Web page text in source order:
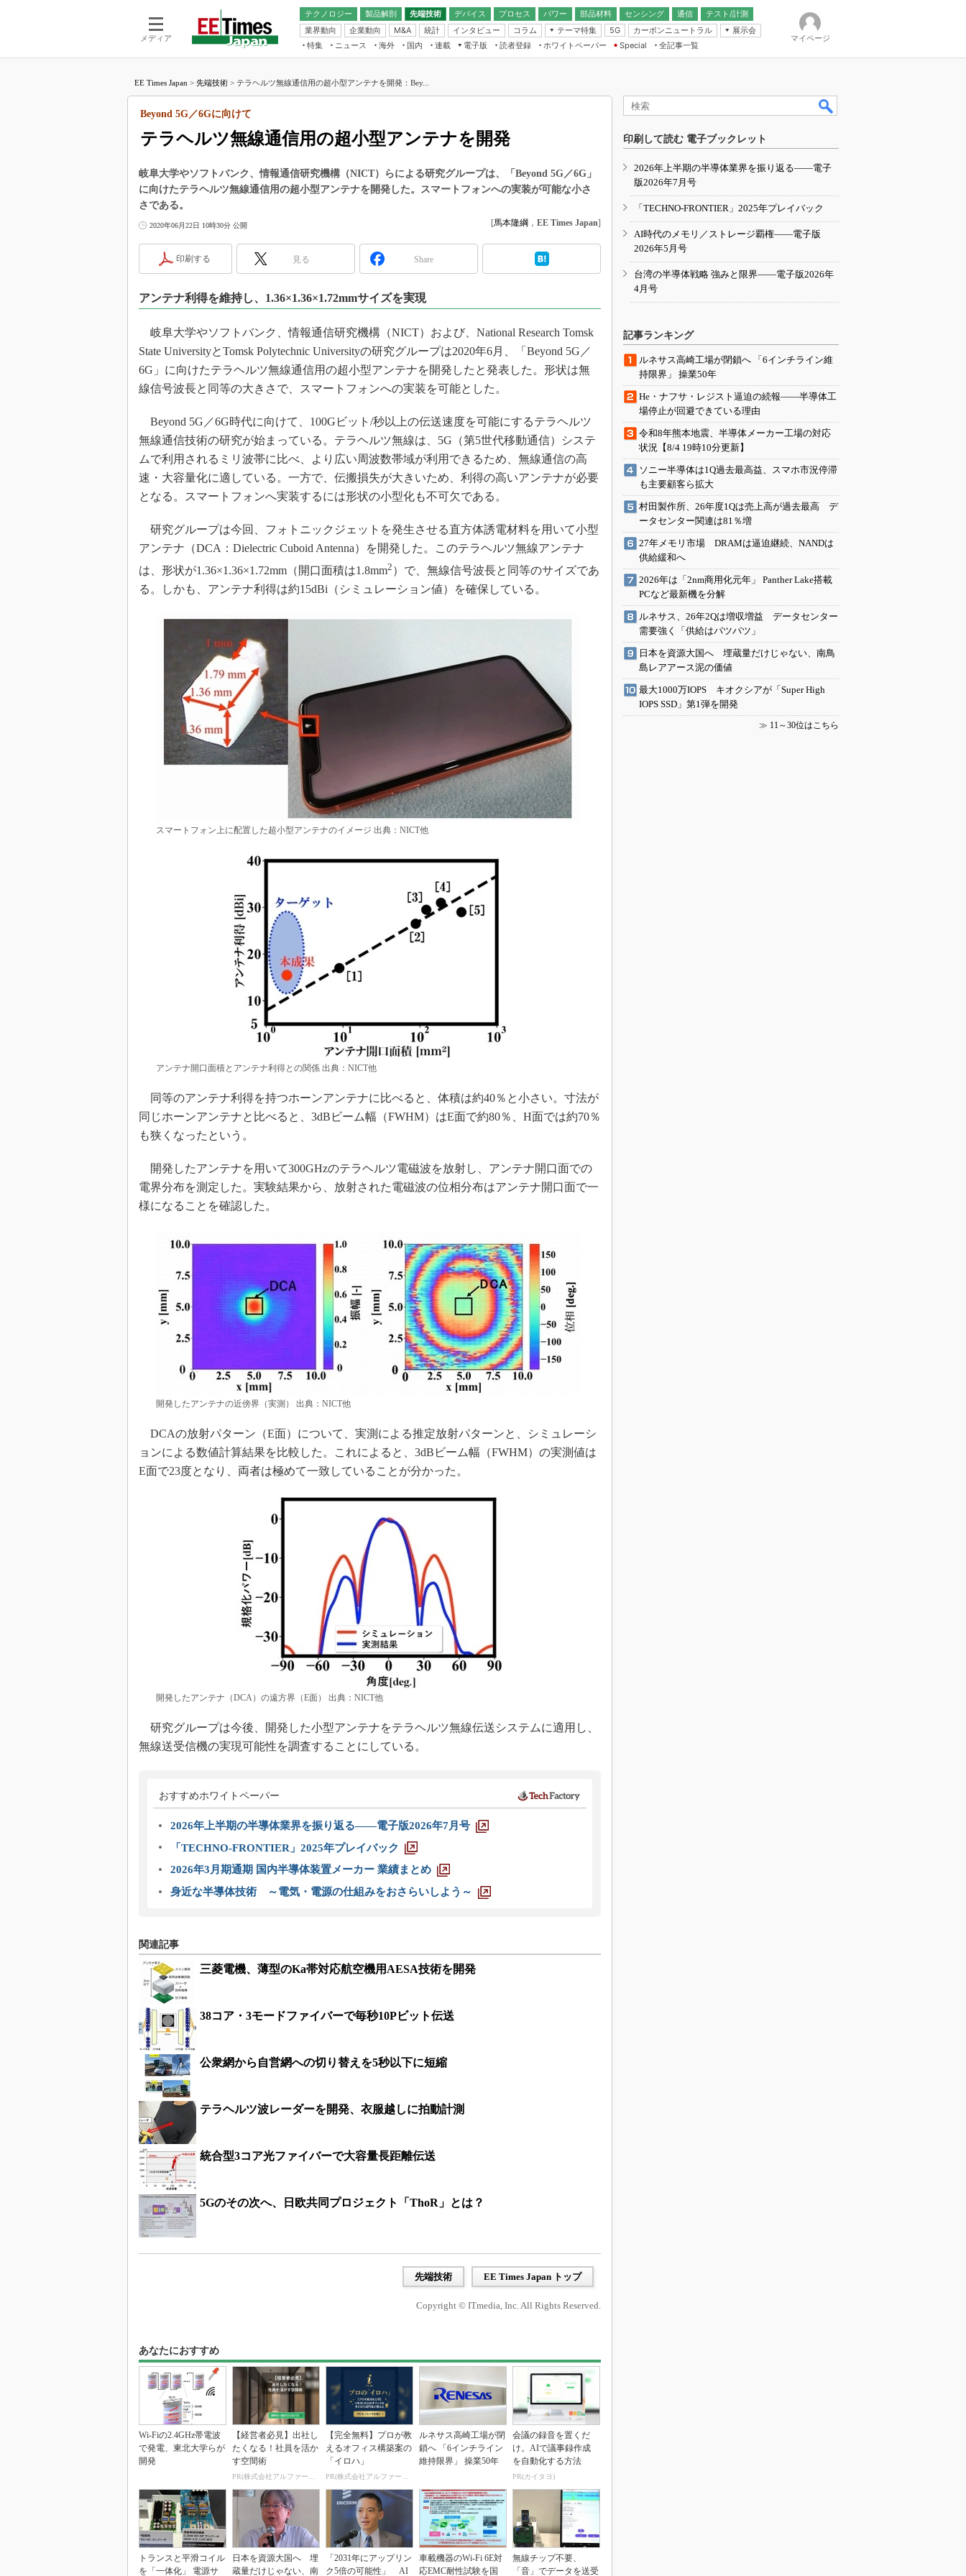
メディア
テクノロジー 製品解剖
先端技術
電池／エネルギー
デバイス
アナログ
マイコン
プロセス パワー 部品材料 センシング
通信
無線
テスト/計測
業界動向
企業動向 M&A 統計 インタビュー コラム
テーマ特集
フィジカルAI
読者調査（EE Times Research）
エレクトロニクス入門（EDN
5G カーボンニュートラル
展示会
IoT・エッジコンピューティング
EXPO
TECHNO-FRONTIER
人とくるま展
特集 ニュース 海外 国内
連載
福田昭のデバイス通信
大山聡の業界スコープ
リタイア直前エンジニアの社会人大
学漂流記
この10年で起こったこと、次の10年
製品分解で探るアジアの新トレンド
光伝送技術を知る
“異端児エンジニア”が仕掛けた社内
改革、執念の180日
イノベーションは日本を救うのか
IHSアナリスト「未来展望」
「英語に愛されないエンジニア」の
ための新行動論
電子版
電子ブックレット
読者登録 ホワイトペーパー
Special
全記事一覧
マイページ
EE Times Japan > 先端技術 > テラヘルツ無線通信用の超小型アンテナを開発：Bey...
テラヘルツ無線通信用の超小型アンテナを開発
Beyond 5G／6Gに向けて
岐阜大学やソフトバンク、情報通信研究機構（NICT）らによる研究グループは、「Beyond 5G／6G」
に向けたテラヘルツ無線通信用の超小型アンテナを開発した。スマートフォンへの実装が可能な小さ
さである。
2020年06月22日 10時30分 公開 [馬本隆綱 ， EE Times Japan]
印刷する 見る Share
アンテナ利得を維持し、1.36×1.36×1.72mmサイズを実現
岐阜大学やソフトバンク、情報通信研究機構（NICT）および、National Research Tomsk
State UniversityとTomsk Polytechnic Universityの研究グループは2020年6月、「Beyond 5G／
6G」に向けたテラヘルツ無線通信用の超小型アンテナを開発したと発表した。形状は無
線信号波長と同等の大きさで、スマートフォンへの実装を可能とした。
Beyond 5G／6G時代に向けて、100Gビット/秒以上の伝送速度を可能にするテラヘルツ
無線通信技術の研究が始まっている。テラヘルツ無線は、5G（第5世代移動通信）システ
ムで利用されるミリ波帯に比べ、より広い周波数帯域が利用できるため、無線通信の高
速・大容量化に適している。一方で、伝搬損失が大きいため、利得の高いアンテナが必要
となる。スマートフォンへ実装するには形状の小型化も不可欠である。
研究グループは今回、フォトニックジェットを発生させる直方体誘電材料を用いて小型
アンテナ（DCA：Dielectric Cuboid Antenna）を開発した。このテラヘルツ無線アンテナ
は、形状が1.36×1.36×1.72mm（開口面積は1.8mm2 ）で、無線信号波長と同等のサイズであ
る。しかも、アンテナ利得は約15dBi（シミュレーション値）を確保している。
スマートフォン上に配置した超小型アンテナのイメージ 出典：NICT他
アンテナ開口面積とアンテナ利得との関係 出典：NICT他
同等のアンテナ利得を持つホーンアンテナに比べると、体積は約40％と小さい。寸法が
同じホーンアンテナと比べると、3dBビーム幅（FWHM）はE面で約80％、H面では約70％
も狭くなったという。
開発したアンテナを用いて300GHzのテラヘルツ電磁波を放射し、アンテナ開口面での
電界分布を測定した。実験結果から、放射された電磁波の位相分布はアンテナ開口面で一
様になることを確認した。
開発したアンテナの近傍界（実測） 出典：NICT他
DCAの放射パターン（E面）について、実測による推定放射パターンと、シミュレーシ
ョンによる数値計算結果を比較した。これによると、3dBビーム幅（FWHM）の実測値は
E面で23度となり、両者は極めて一致していることが分かった。
開発したアンテナ（DCA）の遠方界（E面） 出典：NICT他
研究グループは今後、開発した小型アンテナをテラヘルツ無線伝送システムに適用し、
無線送受信機の実現可能性を調査することにしている。
おすすめホワイトペーパー
2026年上半期の半導体業界を振り返る――電子版2026年7月号
「TECHNO-FRONTIER」2025年プレイバック
2026年3月期通期 国内半導体装置メーカー 業績まとめ
身近な半導体技術 ～電気・電源の仕組みをおさらいしよう～
関連記事
三菱電機、薄型のKa帯対応航空機用AESA技術を開発
38コア・3モードファイバーで毎秒10Pビット伝送
公衆網から自営網への切り替えを5秒以下に短縮
テラヘルツ波レーダーを開発、衣服越しに拍動計測
統合型3コア光ファイバーで大容量長距離伝送
5Gのその次へ、日欧共同プロジェクト「ThoR」とは？
先端技術 EE Times Japan トップ
Copyright © ITmedia, Inc. All Rights Reserved.
あなたにおすすめ
Wi-Fiの2.4GHz帯電波
で発電、東北大学らが
開発
【経営者必見】出社し
たくなる！社員を活か
す空間術
【完全無料】プロが教
えるオフィス構築案の
「イロハ」
ルネサス高崎工場が閉
鎖へ 「6インチライン
維持限界」 操業50年
会議の録音を置くだ
け。AIで議事録作成
を自動化する方法
PR(カイタヨ)
トランスと平滑コイル
を「一体化」 電源サ
日本を資源大国へ 埋
蔵量だけじゃない、南
「2031年にアップリン
ク5倍の可能性」 AI
車載機器のWi-Fi 6E対
応EMC耐性試験を国
無線チップ不要、
「音」でデータを送受
印刷して読む 電子ブックレット
2026年上半期の半導体業界を振り返る――電子
版2026年7月号
「TECHNO-FRONTIER」2025年プレイバック
AI時代のメモリ／ストレージ覇権――電子版
2026年5月号
台湾の半導体戦略 強みと限界――電子版2026年
4月号
記事ランキング
ルネサス高崎工場が閉鎖へ 「6インチライン維
持限界」 操業50年
He・ナフサ・レジスト逼迫の続報――半導体工
場停止が回避できている理由
令和8年熊本地震、半導体メーカー工場の対応
状況【8/4 19時10分更新】
ソニー半導体は1Q過去最高益、スマホ市況停滞
も主要顧客ら拡大
村田製作所、26年度1Qは売上高が過去最高 デ
ータセンター関連は81％増
27年メモリ市場 DRAMは逼迫継続、NANDは
供給緩和へ
2026年は「2nm商用化元年」 Panther Lake搭載
PCなど最新機を分解
ルネサス、26年2Qは増収増益 データセンター
需要強く「供給はパツパツ」
日本を資源大国へ 埋蔵量だけじゃない、南鳥
島レアアース泥の価値
最大1000万IOPS キオクシアが「Super High
IOPS SSD」第1弾を開発
≫ 11～30位はこちら